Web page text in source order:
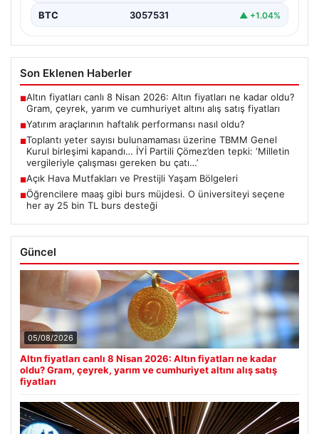
BTC 3057531 ▲ +1.04%
Son Eklenen Haberler
■Altın fiyatları canlı 8 Nisan 2026: Altın fiyatları ne kadar oldu?
Gram, çeyrek, yarım ve cumhuriyet altını alış satış fiyatları
■Yatırım araçlarının haftalık performansı nasıl oldu?
■Toplantı yeter sayısı bulunamaması üzerine TBMM Genel
Kurul birleşimi kapandı… İYİ Partili Çömez’den tepki: ‘Milletin
vergileriyle çalışması gereken bu çatı…’
■Açık Hava Mutfakları ve Prestijli Yaşam Bölgeleri
■Öğrencilere maaş gibi burs müjdesi. O üniversiteyi seçene
her ay 25 bin TL burs desteği
Güncel
05/08/2026
Altın fiyatları canlı 8 Nisan 2026: Altın fiyatları ne kadar
oldu? Gram, çeyrek, yarım ve cumhuriyet altını alış satış
fiyatları